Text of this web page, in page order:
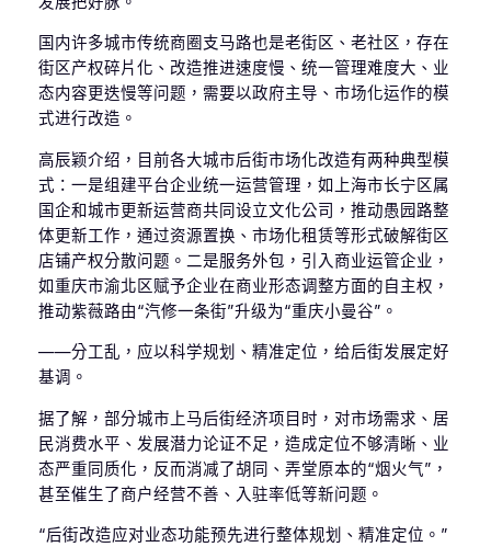
国内许多城市传统商圈支马路也是老街区、老社区，存在
街区产权碎片化、改造推进速度慢、统一管理难度大、业
态内容更迭慢等问题，需要以政府主导、市场化运作的模
式进行改造。
高辰颖介绍，目前各大城市后街市场化改造有两种典型模
式：一是组建平台企业统一运营管理，如上海市长宁区属
国企和城市更新运营商共同设立文化公司，推动愚园路整
体更新工作，通过资源置换、市场化租赁等形式破解街区
店铺产权分散问题。二是服务外包，引入商业运管企业，
如重庆市渝北区赋予企业在商业形态调整方面的自主权，
推动紫薇路由“汽修一条街”升级为“重庆小曼谷”。
——分工乱，应以科学规划、精准定位，给后街发展定好
基调。
据了解，部分城市上马后街经济项目时，对市场需求、居
民消费水平、发展潜力论证不足，造成定位不够清晰、业
态严重同质化，反而消减了胡同、弄堂原本的“烟火气”，
甚至催生了商户经营不善、入驻率低等新问题。
“后街改造应对业态功能预先进行整体规划、精准定位。”